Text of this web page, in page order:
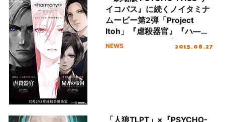
イコパス』に続くノイタミナ
ムービー第2弾「Project
Itoh」『虐殺器官』『ハ―モ
ニー』8月28日（金）より、
NEWS 2015.08.27
「人狼TLPT」×『PSYCHO-